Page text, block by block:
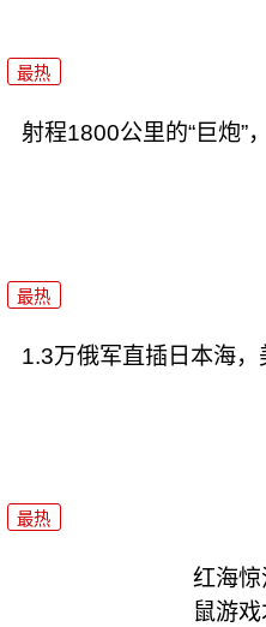
最热
射程1800公里的“巨炮”
最热
1.3万俄军直插日本海
最热
红海
鼠游